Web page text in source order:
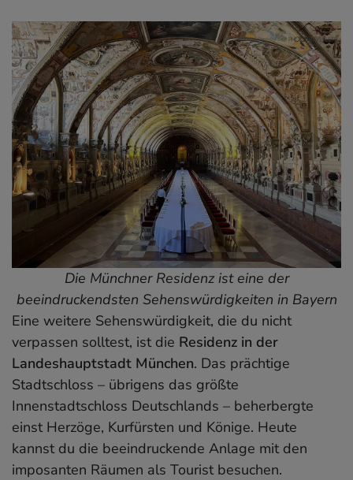
Die Münchner Residenz ist eine der
beeindruckendsten Sehenswürdigkeiten in Bayern
Eine weitere Sehenswürdigkeit, die du nicht
verpassen solltest, ist die Residenz in der
Landeshauptstadt München. Das prächtige
Stadtschloss – übrigens das größte
Innenstadtschloss Deutschlands – beherbergte
einst Herzöge, Kurfürsten und Könige. Heute
kannst du die beeindruckende Anlage mit den
imposanten Räumen als Tourist besuchen.